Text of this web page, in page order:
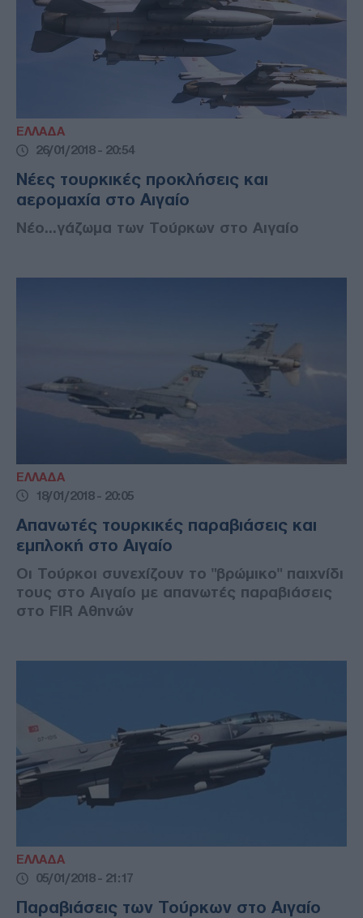
ΕΛΛΑΔΑ
26/01/2018 - 20:54
Νέες τουρκικές προκλήσεις και
αερομαχία στο Αιγαίο
Νέο...γάζωμα των Τούρκων στο Αιγαίο
ΕΛΛΑΔΑ
18/01/2018 - 20:05
Απανωτές τουρκικές παραβιάσεις και
εμπλοκή στο Αιγαίο
Οι Τούρκοι συνεχίζουν το "βρώμικο" παιχνίδι
τους στο Αιγαίο με απανωτές παραβιάσεις
στο FIR Αθηνών
ΕΛΛΑΔΑ
05/01/2018 - 21:17
Παραβιάσεις των Τούρκων στο Αιγαίο